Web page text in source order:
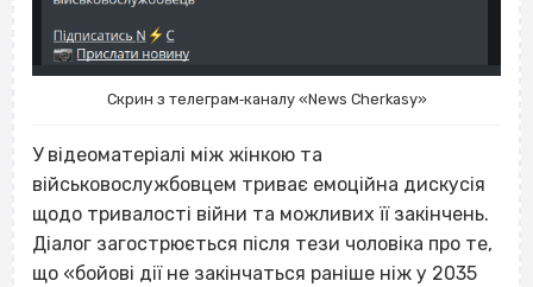
Скрин з телеграм‐каналу «News Cherkasy»
У відеоматеріалі між жінкою та
військовослужбовцем триває емоційна дискусія
щодо тривалості війни та можливих її закінчень.
Діалог загострюється після тези чоловіка про те,
що «бойові дії не закінчаться раніше ніж у 2035